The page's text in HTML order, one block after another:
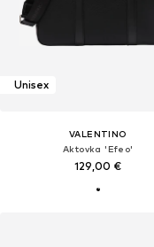
Unisex
VALENTINO
Aktovka 'Efeo'
129,00 €